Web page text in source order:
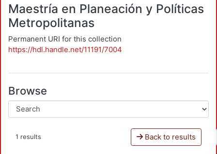
Maestría en Planeación y Políticas
Metropolitanas
Permanent URI for this collection
https://hdl.handle.net/11191/7004
Browse
1 results Back to results